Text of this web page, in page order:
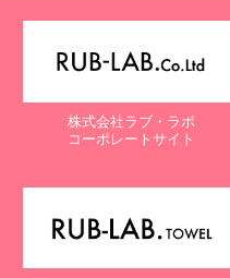
株式会社ラブ・ラボ
コーポレートサイト